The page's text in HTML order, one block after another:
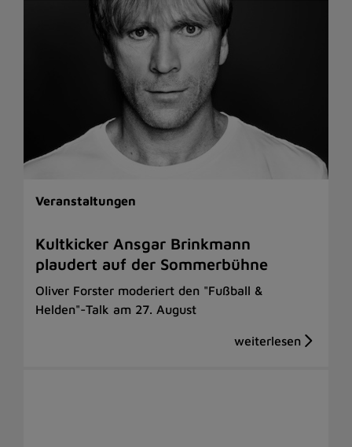
Veranstaltungen
Kultkicker Ansgar Brinkmann
plaudert auf der Sommerbühne
Oliver Forster moderiert den "Fußball &
Helden"-Talk am 27. August